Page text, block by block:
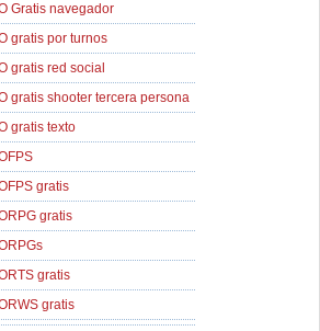
Gratis navegador
gratis por turnos
gratis red social
gratis shooter tercera persona
gratis texto
gratis
gratis
gratis
gratis